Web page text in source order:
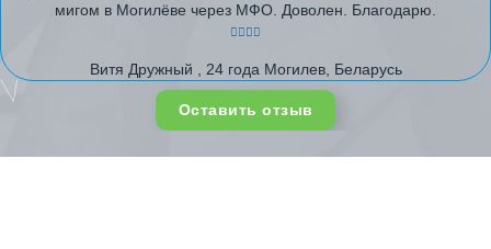
мигом в Могилёве через МФО. Доволен. Благодарю.
Витя Дружный , 24 года Могилев, Беларусь
Оставить отзыв